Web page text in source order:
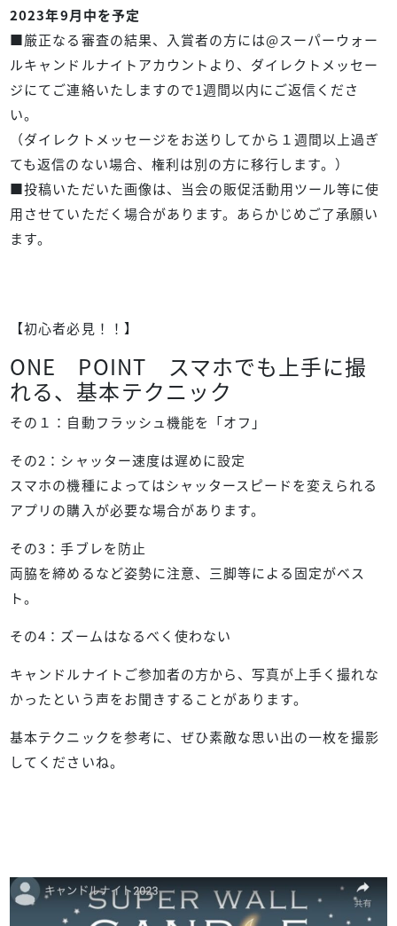
2023年9月中を予定
■厳正なる審査の結果、入賞者の方には@スーパーウォー
ルキャンドルナイトアカウントより、ダイレクトメッセー
ジにてご連絡いたしますので1週間以内にご返信くださ
い。
（ダイレクトメッセージをお送りしてから１週間以上過ぎ
ても返信のない場合、権利は別の方に移行します。）
■投稿いただいた画像は、当会の販促活動用ツール等に使
用させていただく場合があります。あらかじめご了承願い
ます。
【初心者必見！！】
ONE POINT スマホでも上手に撮
れる、基本テクニック
その１：自動フラッシュ機能を「オフ」
その2：シャッター速度は遅めに設定
スマホの機種によってはシャッタースピードを変えられる
アプリの購入が必要な場合があります。
その3：手ブレを防止
両脇を締めるなど姿勢に注意、三脚等による固定がベス
ト。
その4：ズームはなるべく使わない
キャンドルナイトご参加者の方から、写真が上手く撮れな
かったという声をお聞きすることがあります。
基本テクニックを参考に、ぜひ素敵な思い出の一枚を撮影
してくださいね。